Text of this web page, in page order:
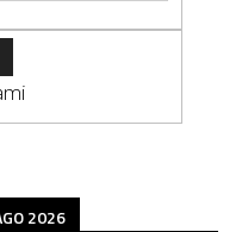
2026